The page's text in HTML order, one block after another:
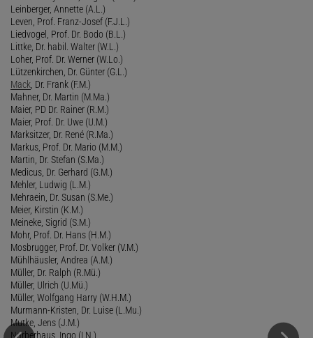
Leinberger, Annette (A.L.)
Leven, Prof. Franz-Josef (F.J.L.)
Liedvogel, Prof. Dr. Bodo (B.L.)
Littke, Dr. habil. Walter (W.L.)
Loher, Prof. Dr. Werner (W.Lo.)
Lützenkirchen, Dr. Günter (G.L.)
Mack , Dr. Frank (F.M.)
Mahner, Dr. Martin (M.Ma.)
Maier, PD Dr. Rainer (R.M.)
Maier, Prof. Dr. Uwe (U.M.)
Marksitzer, Dr. René (R.Ma.)
Markus, Prof. Dr. Mario (M.M.)
Martin, Dr. Stefan (S.Ma.)
Medicus, Dr. Gerhard (G.M.)
Mehler, Ludwig (L.M.)
Mehraein, Dr. Susan (S.Me.)
Meier, Kirstin (K.M.)
Meineke, Sigrid (S.M.)
Mohr, Prof. Dr. Hans (H.M.)
Mosbrugger, Prof. Dr. Volker (V.M.)
Mühlhäusler, Andrea (A.M.)
Müller, Dr. Ralph (R.Mü.)
Müller, Ulrich (U.Mü.)
Müller, Wolfgang Harry (W.H.M.)
Murmann-Kristen, Dr. Luise (L.Mu.)
Mutke, Jens (J.M.)
Narberhaus, Ingo (I.N.)